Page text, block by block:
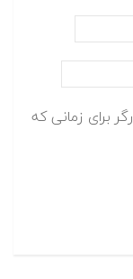
برای زمانی که